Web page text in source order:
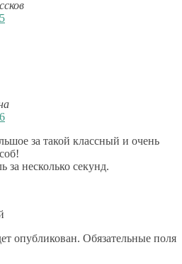
за такой классный и очень
за несколько секунд.
опубликован. Обязательные поля